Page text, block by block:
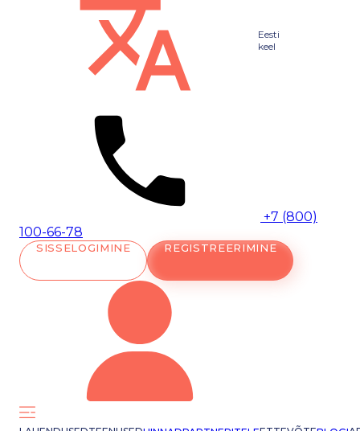
Eesti
keel
+7 (800)
100-66-78
SISSELOGIMINE REGISTREERIMINE